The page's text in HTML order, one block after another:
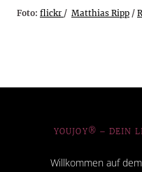
Foto: flickr / Matthias Ripp /
YOUJOY® – DEIN
Willkommen auf